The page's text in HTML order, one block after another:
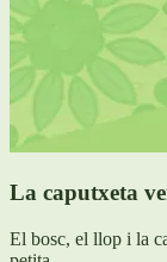
La caputxeta
El bosc, el llop i la